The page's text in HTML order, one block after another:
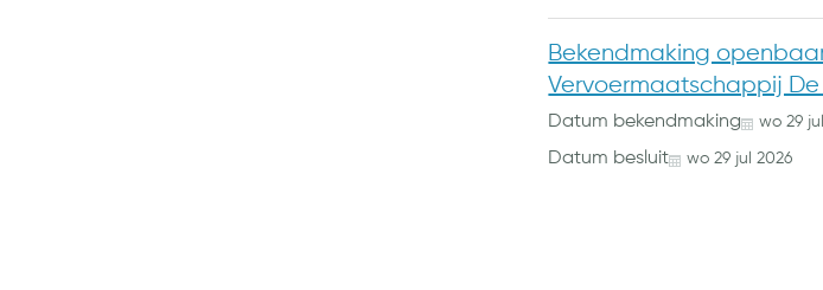
Bekendmaking
Vervoermaatschappij De
Datum bekendmaking wo 29 jul
Datum besluit wo 29 jul 2026